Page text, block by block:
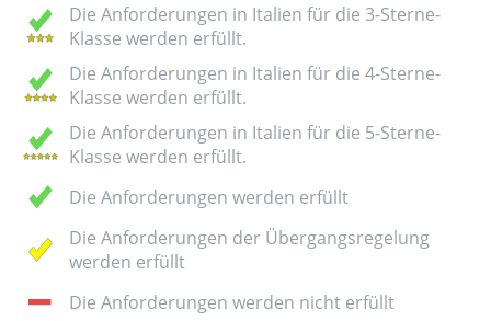
Die Anforderungen in Italien für die 3-Sterne-
Klasse werden erfüllt.
Die Anforderungen in Italien für die 4-Sterne-
Klasse werden erfüllt.
Die Anforderungen in Italien für die 5-Sterne-
Klasse werden erfüllt.
Die Anforderungen werden erfüllt
Die Anforderungen der Übergangsregelung
werden erfüllt
Die Anforderungen werden nicht erfüllt